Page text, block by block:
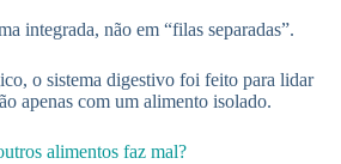
integrada, não em “filas separadas”.
o sistema digestivo foi feito para lidar
apenas com um alimento isolado.
alimentos faz mal?